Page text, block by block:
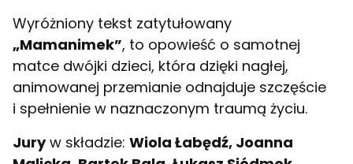
Wyróżniony tekst zatytułowany
„Mamanimek”, to opowieść o samotnej
matce dwójki dzieci, która dzięki nagłej,
animowanej przemianie odnajduje szczęście
i spełnienie w naznaczonym traumą życiu.
Juryw składzie: Wiola Łabędź, Joanna